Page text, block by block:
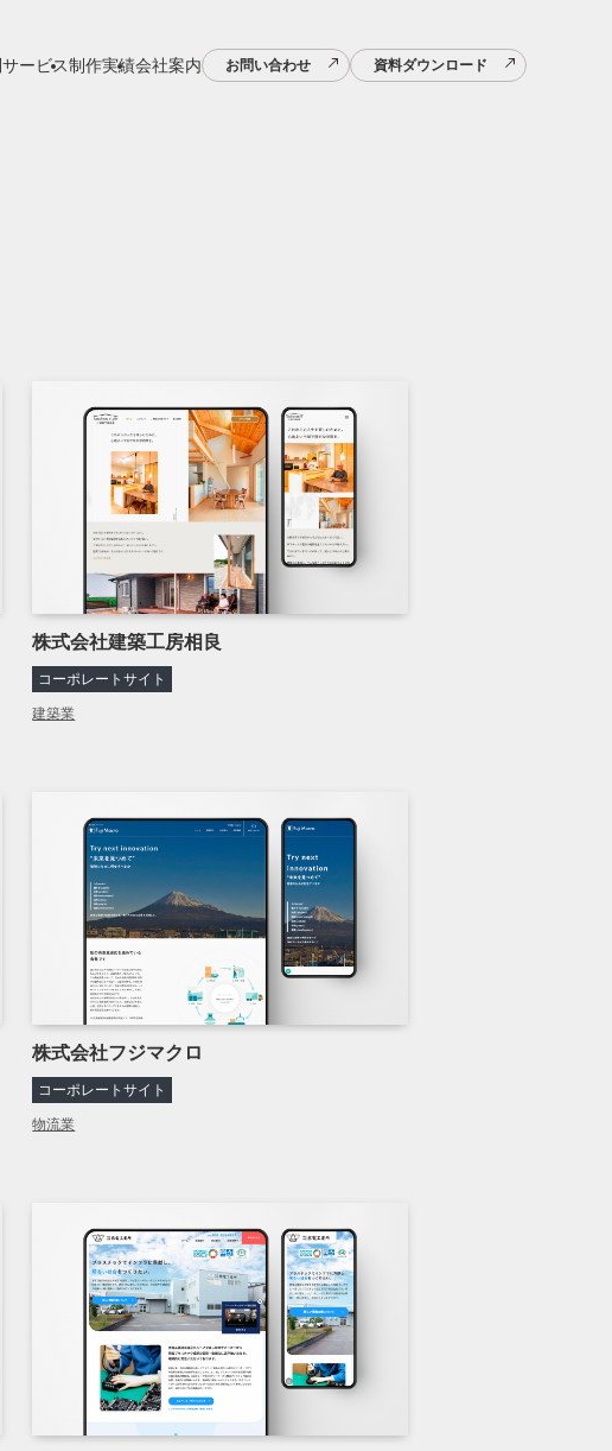
サービス制作実績会社案内 お問い合わせ 資料ダウンロード
株式会社建築工房相良
コーポレートサイト
建築業
株式会社フジマクロ
コーポレートサイト
物流業